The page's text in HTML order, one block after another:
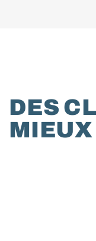
DES